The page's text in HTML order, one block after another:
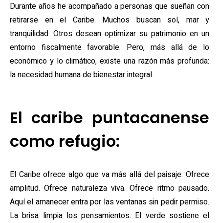
Durante años he acompañado a personas que sueñan con
retirarse en el Caribe. Muchos buscan sol, mar y
tranquilidad. Otros desean optimizar su patrimonio en un
entorno fiscalmente favorable. Pero, más allá de lo
económico y lo climático, existe una razón más profunda:
la necesidad humana de bienestar integral.
El caribe puntacanense
como refugio:
El Caribe ofrece algo que va más allá del paisaje. Ofrece
amplitud. Ofrece naturaleza viva. Ofrece ritmo pausado.
Aquí el amanecer entra por las ventanas sin pedir permiso.
La brisa limpia los pensamientos. El verde sostiene el